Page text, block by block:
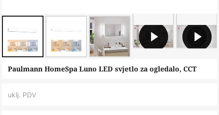
Skip
beginning
Paulmann HomeSpa Luno LED svjetlo za ogledalo, CCT
uklj. PDV